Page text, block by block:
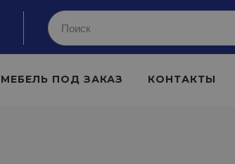
МЕБЕЛЬ ПОД ЗАКАЗ КОНТАКТЫ